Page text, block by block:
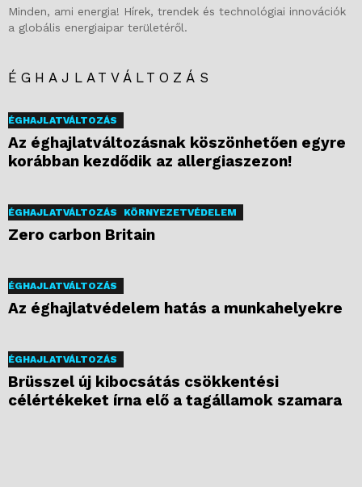
Minden, ami energia! Hírek, trendek és technológiai innovációk
a globális energiaipar területéről.
ÉGHAJLATVÁLTOZÁS
ÉGHAJLATVÁLTOZÁS
Az éghajlatváltozásnak köszönhetően egyre
korábban kezdődik az allergiaszezon!
ÉGHAJLATVÁLTOZÁS KÖRNYEZETVÉDELEM
Zero carbon Britain
ÉGHAJLATVÁLTOZÁS
Az éghajlatvédelem hatás a munkahelyekre
ÉGHAJLATVÁLTOZÁS
Brüsszel új kibocsátás csökkentési
célértékeket írna elő a tagállamok szamara